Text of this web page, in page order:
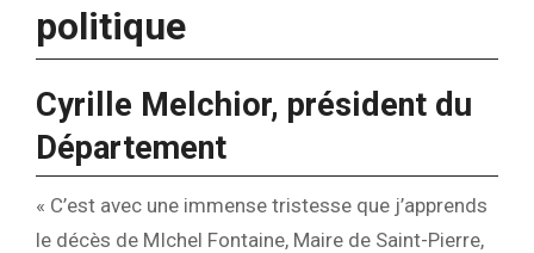
politique
Cyrille Melchior, président du
Département
« C’est avec une immense tristesse que j’apprends
le décès de MIchel Fontaine, Maire de Saint-Pierre,